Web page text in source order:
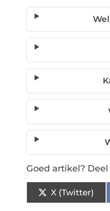
Goed artikel?
X (Twitter)